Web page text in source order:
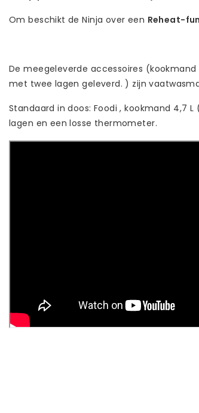
Om beschikt de Ninja over een Reheat-
De meegeleverde accessoires
met twee lagen geleverd. ) zijn
Standaard in doos: Foodi , kookmand 4,7
lagen en een losse thermometer.